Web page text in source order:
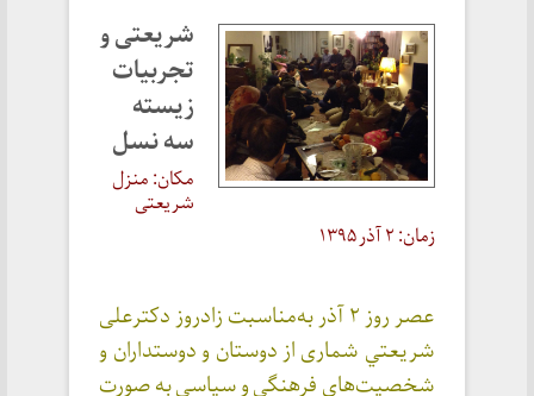
شریعتی و
تجربیات
زیسته
سه نسل
مکان: منزل
شریعتی
زمان: ۲ آذر ۱۳۹۵
عصر روز ٢ آذر به‌مناسبت زادروز دكترعلی
شريعتي شماری از دوستان و دوستداران و
شخصيت‌هاي فرهنگي و سياسي به‌ صورت